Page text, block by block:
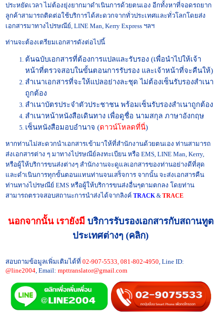
ประหยัดเวลา ไม่ต้องยุ่งยากมาดำเนินการด้วยตนเอง อีกทั้งหาที่จอดรถยาก
ลูกค้าสามารถติดต่อใช้บริการได้สะดวกจากทั่วประเทศและทั่วโลกโดยส่ง
เอกสารมาทางไปรษณีย์, LINE Man, Kerry Express ฯลฯ
ท่านจะต้องเตรียมเอกสารดังต่อไปนี้
ต้นฉบับเอกสารที่ต้องการแปลและรับรอง (เพื่อนำไปให้เจ้า
หน้าที่ตรวจสอบในขั้นตอนการรับรอง และเจ้าหน้าที่จะคืนให้)
สำเนาเอกสารที่จะให้แปลอย่างละชุด ไม่ต้องเซ็นรับรองสำเนา
ถูกต้อง
สำเนาบัตรประจำตัวประชาชน พร้อมเซ็นรับรองสำเนาถูกต้อง
สำเนาหน้าหนังสือเดินทาง เพื่อดูชื่อ นามสกุล ภาษาอังกฤษ
เซ็นหนังสือมอบอำนาจ (ดาวน์โหลดที่นี่)
หากท่านไม่สะดวกนำเอกสารเข้ามาให้ที่สำนักงานด้วยตนเอง ท่านสามารถ
ส่งเอกสารต่าง ๆ มาทางไปรษณีย์ลงทะเบียน หรือ EMS, LINE Man, Kerry,
หรือผู้ให้บริการขนส่งต่างๆ สำนักงานจะดูแลเอกสารของท่านอย่างดีที่สุด
และดำเนินการทุกขั้นตอนแทนท่านจนเสร็จการ จากนั้น จะส่งเอกสารคืน
ท่านทางไปรษณีย์ EMS หรือผู้ให้บริการขนส่งอื่นๆตามตกลง โดยท่าน
สามารถตรวจสอบสถานะการนำส่งได้จากลิงค์ TRACK &TRACE
นอกจากนั้น เรายังมี บริการรับรองเอกสารกับสถานทูต
ประเทศต่างๆ (คลิก)
สอบถามข้อมูลเพิ่มเติมได้ที่02-907-5533, 081-802-4950 , Line ID:
@line2004 , Email:mpttranslator@gmail.com